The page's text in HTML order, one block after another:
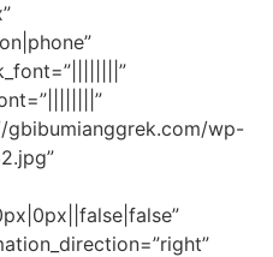
gbibumianggrek.com/wp-